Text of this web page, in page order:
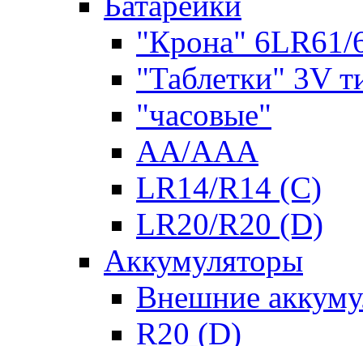
"Крона" 6LR61/
"Таблетки" 3V
"часовые"
AA/AAA
LR14/R14 (C)
LR20/R20 (D)
Аккумуляторы
Внешние
R20 (D)